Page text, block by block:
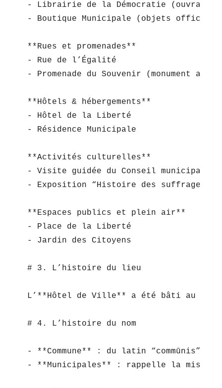
- Librairie de la Démocratie
- Boutique Municipale (objets
**Rues et promenades**
- Rue de l’Égalité
- Promenade du Souvenir (monument aux
**Hôtels & hébergements**
- Hôtel de la Liberté
- Résidence Municipale
**Activités culturelles**
- Visite guidée du Conseil municipal
- Exposition “Histoire des suffrages”
**Espaces publics et plein air**
- Place de la Liberté
- Jardin des Citoyens
# 3. L’histoire du lieu
L’**Hôtel de Ville** a été bâti au
# 4. L’histoire du nom
- **Commune** : du latin “commūnis”,
- **Municipales** : rappelle la mission